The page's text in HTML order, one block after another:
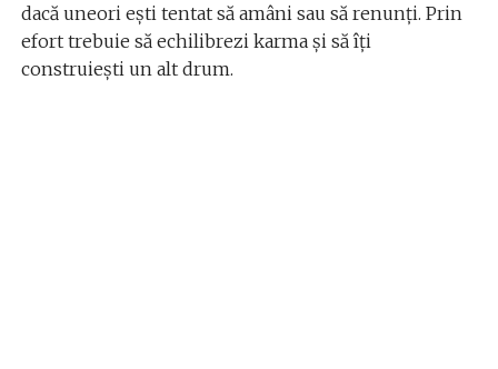
dacă uneori ești tentat să amâni sau să renunți. Prin
efort trebuie să echilibrezi karma și să îți
construiești un alt drum.